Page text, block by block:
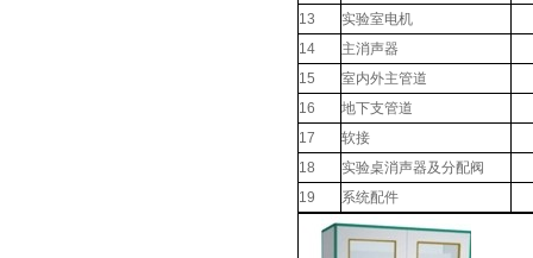
13
实验室电机
14
主消声器
15
室内外主管道
16
地下支管道
17
软接
18
实验桌消声器及分配阀
19
系统配件